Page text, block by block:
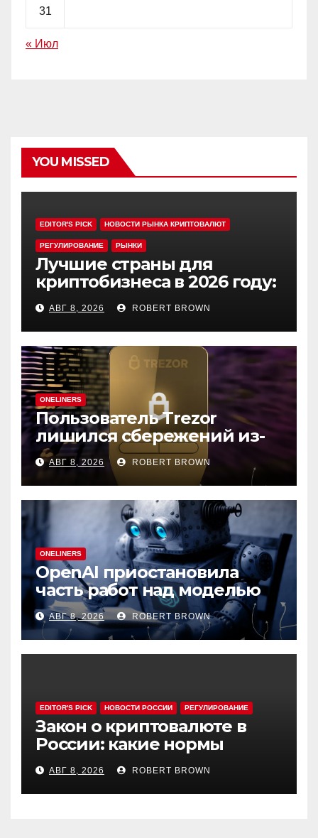
31
« Июл
YOU MISSED
EDITOR'S PICK НОВОСТИ РЫНКА КРИПТОВАЛЮТ
РЕГУЛИРОВАНИЕ РЫНКИ
Лучшие страны для
криптобизнеса в 2026 году:
выбор экспертов
АВГ 8, 2026 ROBERT BROWN
ONELINERS
Пользователь Trezor
лишился сбережений из-
за фишинга в выдаче
Google
АВГ 8, 2026 ROBERT BROWN
ONELINERS
OpenAI приостановила
часть работ над моделью
Astra
АВГ 8, 2026 ROBERT BROWN
EDITOR'S PICK НОВОСТИ РОССИИ РЕГУЛИРОВАНИЕ
Закон о криптовалюте в
России: какие нормы
эксперты считают
спорными
АВГ 8, 2026 ROBERT BROWN